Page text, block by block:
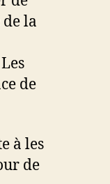
la
de
à les
de